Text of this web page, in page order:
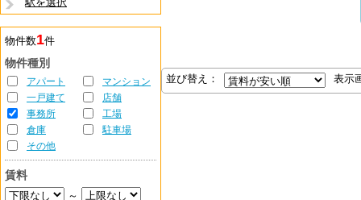
物件数1件
物件種別
アパート
マンション
一戸建て
店舗
事務所
工場
倉庫
駐車場
その他
賃料
～
並び替え： 表示